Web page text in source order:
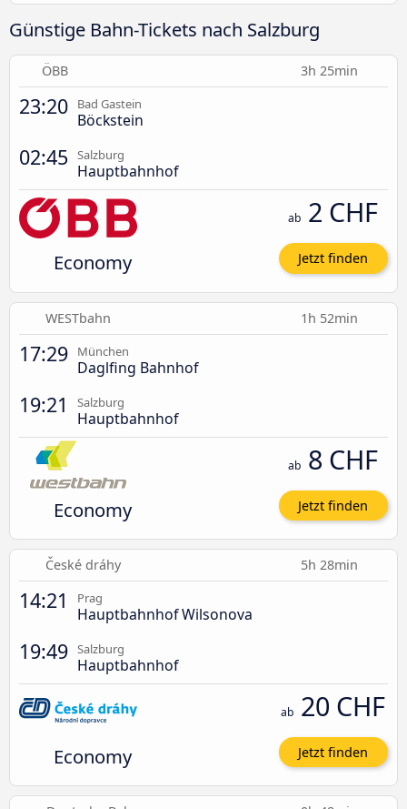
Günstige Bahn-Tickets nach Salzburg
ÖBB 3h 25min
23:20 Bad Gastein
Böckstein
02:45 Salzburg
Hauptbahnhof
Economy
ab 2 CHF
Jetzt finden
WESTbahn 1h 52min
17:29 München
Daglfing Bahnhof
19:21 Salzburg
Hauptbahnhof
Economy
ab 8 CHF
Jetzt finden
České dráhy 5h 28min
14:21 Prag
Hauptbahnhof Wilsonova
19:49 Salzburg
Hauptbahnhof
Economy
ab 20 CHF
Jetzt finden